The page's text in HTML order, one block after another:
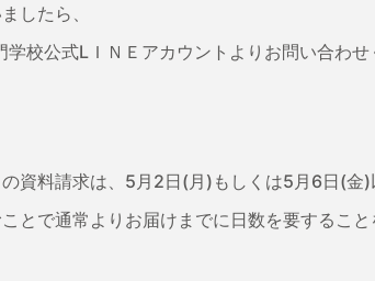
したら、
校公式LＩＮＥアカウントよりお問い合わせ
資料請求は、5月2日(月)もしくは5月6日(金)
とで通常よりお届けまでに日数を要するこ